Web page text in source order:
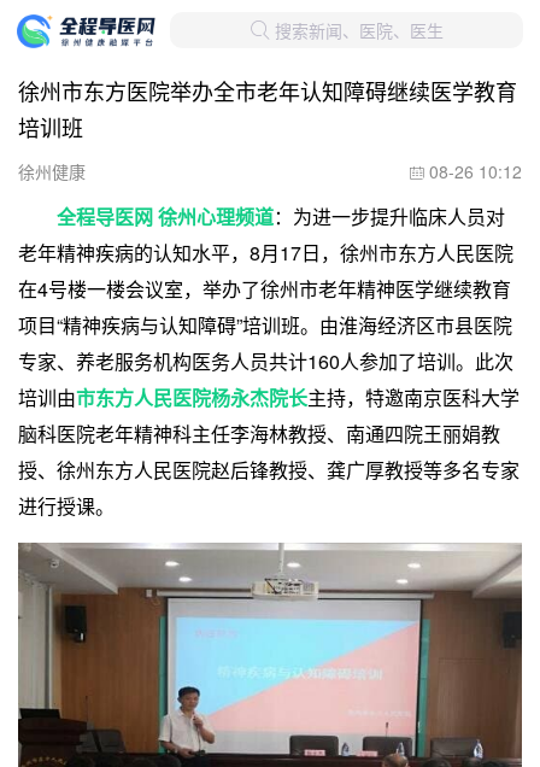
 搜索新闻、医院、医生
徐州市东方医院举办全市老年认知障碍继续医学教育
培训班
徐州健康  08-26 10:12
全程导医网 徐州心理频道：为进一步提升临床人员对
老年精神疾病的认知水平，8月17日，徐州市东方人民医院
在4号楼一楼会议室，举办了徐州市老年精神医学继续教育
项目“精神疾病与认知障碍”培训班。由淮海经济区市县医院
专家、养老服务机构医务人员共计160人参加了培训。此次
培训由市东方人民医院杨永杰院长主持，特邀南京医科大学
脑科医院老年精神科主任李海林教授、南通四院王丽娟教
授、徐州东方人民医院赵后锋教授、龚广厚教授等多名专家
进行授课。